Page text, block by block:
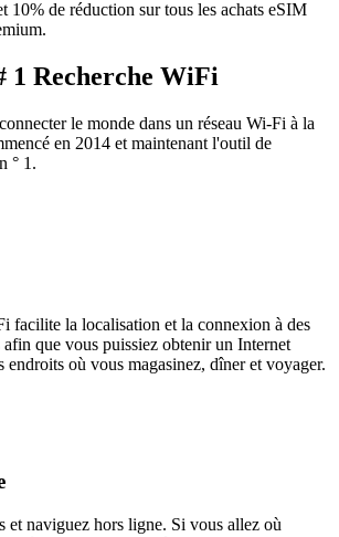
10% de réduction sur tous les achats eSIM
1 Recherche WiFi
le monde dans un réseau Wi-Fi à la
en 2014 et maintenant l'outil de
° 1.
facilite la localisation et la connexion à des
que vous puissiez obtenir un Internet
endroits où vous magasinez, dîner et voyager.
et naviguez hors ligne. Si vous allez où